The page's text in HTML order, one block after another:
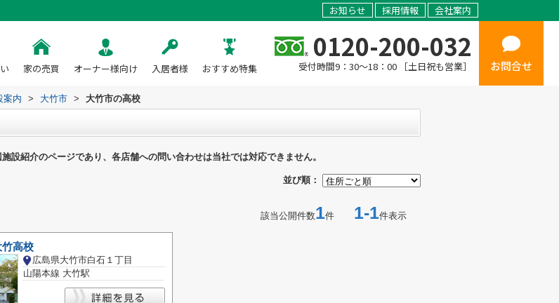
お知らせ 採用情報 会社案内
家の売買 オーナー様向け 入居者様 おすすめ特集
0120-200-032
受付時間9：30～18：00 ［土日祝も営業］ お問合せ
案内 > 大竹市 > 大竹市の高校
設紹介のページであり、各店舗への問い合わせは当社では対応できません。
並び順：
該当公開件数1件 1-1件表示
竹高校
広島県大竹市白石１丁目
山陽本線 大竹駅